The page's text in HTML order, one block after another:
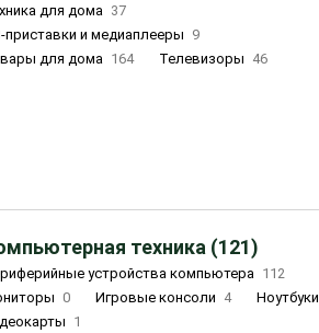
для дома 37
приставки и медиаплееры
9
для дома 164 Телевизоры 46
техника (121)
устройства компьютера 112
0 Игровые консоли 4 Ноутбуки
1